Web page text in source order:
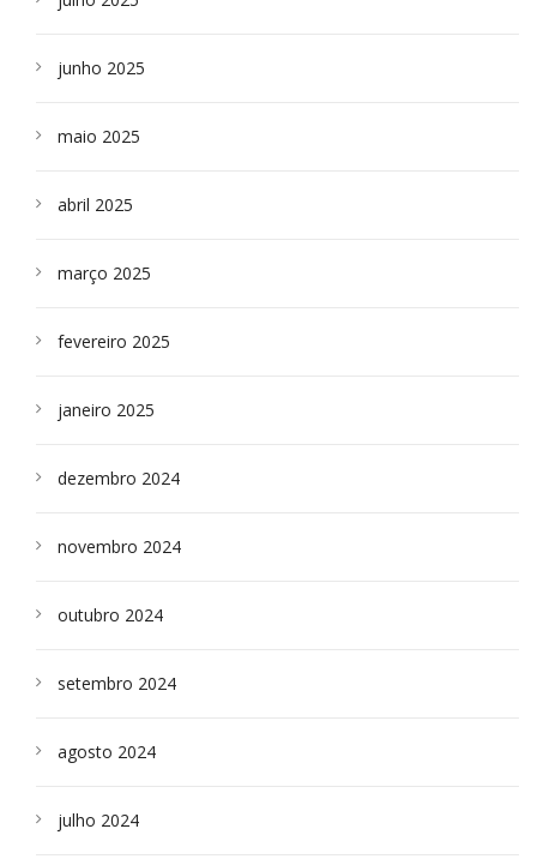
junho 2025
maio 2025
abril 2025
março 2025
fevereiro 2025
janeiro 2025
dezembro 2024
novembro 2024
outubro 2024
setembro 2024
agosto 2024
julho 2024